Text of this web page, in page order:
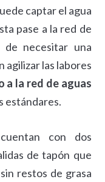
captar el agua
pase a la red de
de necesitar una
agilizar las labores
a la red de aguas
estándares.
con dos
de tapón que
restos de grasa